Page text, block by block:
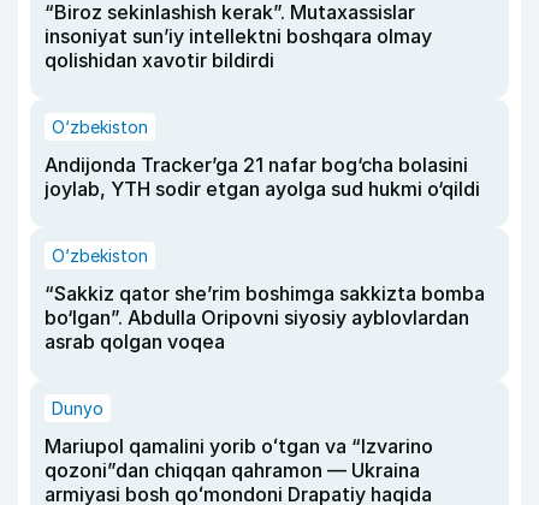
“Biroz sekinlashish kerak”. Mutaxassislar
insoniyat sun’iy intellektni boshqara olmay
qolishidan xavotir bildirdi
O‘zbekiston
Andijonda Tracker’ga 21 nafar bog‘cha bolasini
joylab, YTH sodir etgan ayolga sud hukmi o‘qildi
O‘zbekiston
“Sakkiz qator she’rim boshimga sakkizta bomba
bo‘lgan”. Abdulla Oripovni siyosiy ayblovlardan
asrab qolgan voqea
Dunyo
Mariupol qamalini yorib oʻtgan va “Izvarino
qozoni”dan chiqqan qahramon — Ukraina
armiyasi bosh qoʻmondoni Drapatiy haqida